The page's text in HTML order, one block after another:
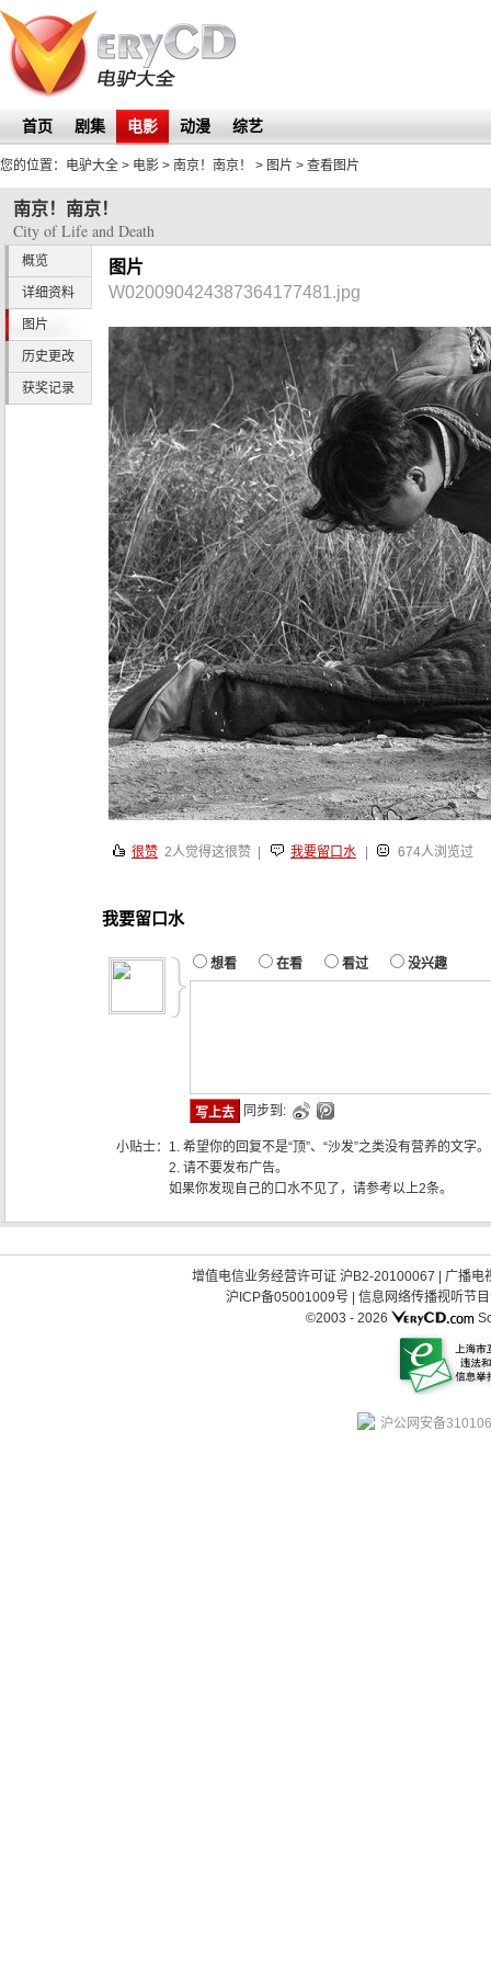
首页 剧集 电影 动漫 综艺
您的位置： 电驴大全 > 电影 > 南京！南京！ > 图片 > 查看图片
南京！南京！
City of Life and Death
概览
详细资料
图片
历史更改
获奖记录
图片
W020090424387364177481.jpg
很赞 2人觉得这很赞 | 我要留口水 674人浏览过
我要留口水
想看 在看 看过 没兴趣
同步到:
小贴士： 1. 希望你的回复不是“顶”、“沙发”之类没有营养的文字。
2. 请不要发布广告。
如果你发现自己的口水不见了，请参考以上2条。
增值电信业务经营许可证 沪B2-20100067 | 广播电
沪ICP备05001009号| 信息网络传播视听节
©2003 - 2026
沪公网安备